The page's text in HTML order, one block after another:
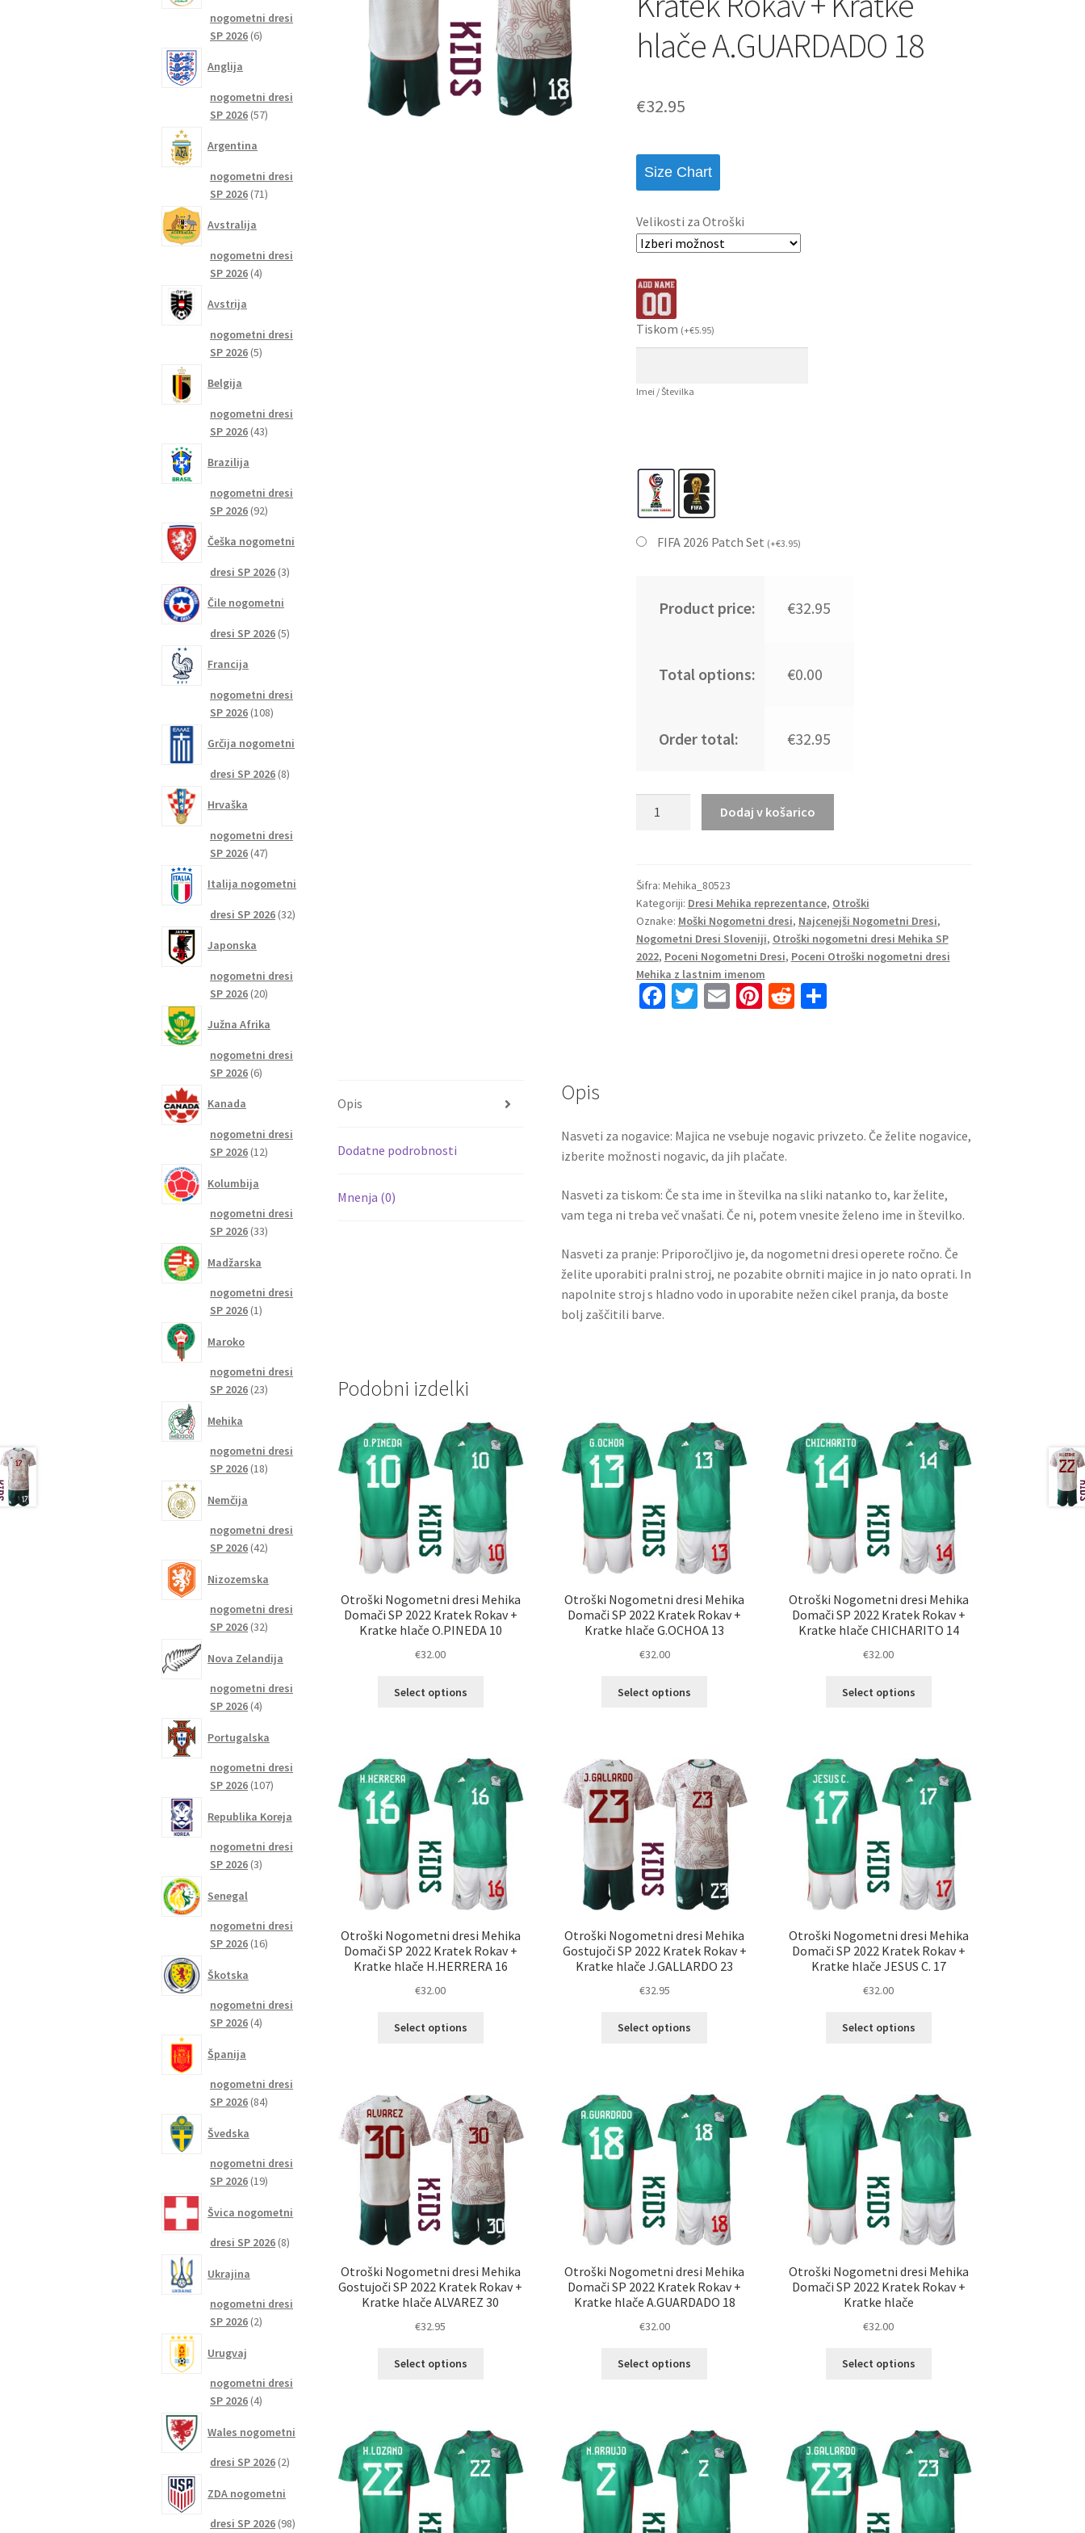
hlače A.GUARDADO 18
€32.95
Size Chart
Velikosti za Otroški
Tiskom (+€5.95)
Imei / Številka
FIFA 2026 Patch Set (+€3.95)
Product price: €32.95
Total options: €0.00
Order total: €32.95
Gostujoči
SP
2022
Kratek
Rokav
+
Kratke
Dodaj v košarico
Šifra: Mehika_80523
Kategoriji: Dresi Mehika reprezentance, Otroški
Oznake: Moški Nogometni dresi, Najcenejši Nogometni Dresi,
Nogometni Dresi Sloveniji, Otroški nogometni dresi Mehika SP
2022, Poceni Nogometni Dresi, Poceni Otroški nogometni dresi
Mehika z lastnim imenom
Fa
k
T E Pi R S
Opis
Dodatne podrobnosti
Mnenja (0)
Opis
Nasveti za nogavice: Majica ne vsebuje nogavic privzeto. Če želite nogavice,
izberite možnosti nogavic, da jih plačate.
Nasveti za tiskom: Če sta ime in številka na sliki natanko to, kar želite,
vam tega ni treba več vnašati. Če ni, potem vnesite želeno ime in številko.
Nasveti za pranje: Priporočljivo je, da nogometni dresi operete ročno. Če
želite uporabiti pralni stroj, ne pozabite obrniti majice in jo nato oprati. In
napolnite stroj s hladno vodo in uporabite nežen cikel pranja, da boste
bolj zaščitili barve.
Podobni izdelki
Otroški Nogometni dresi Mehika
Domači SP 2022 Kratek Rokav +
Kratke hlače O.PINEDA 10
€32.00
Select options
različic.
Možnosti
lahko
izberete
izdelka
Otroški Nogometni dresi Mehika
Domači SP 2022 Kratek Rokav +
Kratke hlače G.OCHOA 13
€32.00
Select options
Možnosti
lahko
izberete
na
strani
izdelka
Otroški Nogometni dresi Mehika
Domači SP 2022 Kratek Rokav +
Kratke hlače CHICHARITO 14
€32.00
Select options
različic.
Možnosti
lahko
izberete
izdelka
Otroški Nogometni dresi Mehika
Domači SP 2022 Kratek Rokav +
Kratke hlače H.HERRERA 16
€32.00
Select options
Možnosti
lahko
izberete
na
strani
izdelka
Otroški Nogometni dresi Mehika
Gostujoči SP 2022 Kratek Rokav +
Kratke hlače J.GALLARDO 23
€32.95
Select options
različic.
Možnosti
lahko
izberete
izdelka
Otroški Nogometni dresi Mehika
Domači SP 2022 Kratek Rokav +
Kratke hlače JESUS C. 17
€32.00
Select options
različic.
Možnosti
lahko
izberete
izdelka
Otroški Nogometni dresi Mehika
Gostujoči SP 2022 Kratek Rokav +
Kratke hlače ALVAREZ 30
€32.95
Select options
različic.
Možnosti
lahko
izberete
Otroški Nogometni dresi Mehika
Domači SP 2022 Kratek Rokav +
Kratke hlače A.GUARDADO 18
€32.00
Select options
različic.
Možnosti
lahko
izberete
Otroški Nogometni dresi Mehika
Domači SP 2022 Kratek Rokav +
Kratke hlače
€32.00
Select options
različic.
Možnosti
lahko
izberete
nogometni dresi
SP 2026 66
Anglija
nogometni dresi
SP 2026 5757
Argentina
nogometni dresi
SP 2026 7171
Avstralija
nogometni dresi
SP 2026 44
Avstrija
nogometni dresi
SP 2026 55
Belgija
nogometni dresi
SP 2026 4343
Brazilija
nogometni dresi
SP 2026 9292
Češka nogometni
dresi SP 2026 33
Čile nogometni
dresi SP 2026 55
Francija
nogometni dresi
SP 2026 108108
Grčija nogometni
dresi SP 2026 88
Hrvaška
nogometni dresi
SP 2026 4747
Italija nogometni
dresi SP 2026 3232
Japonska
nogometni dresi
SP 2026 2020
Južna Afrika
nogometni dresi
SP 2026 66
Kanada
nogometni dresi
SP 2026 1212
Kolumbija
nogometni dresi
SP 2026 3333
Madžarska
nogometni dresi
SP 2026 11
Maroko
nogometni dresi
SP 2026 2323
Mehika
nogometni dresi
SP 2026 1818
Nemčija
nogometni dresi
SP 2026 4242
Nizozemska
nogometni dresi
SP 2026 3232
Nova Zelandija
nogometni dresi
SP 2026 44
Portugalska
nogometni dresi
SP 2026 107107
Republika Koreja
nogometni dresi
SP 2026 33
Senegal
nogometni dresi
SP 2026 1616
Škotska
nogometni dresi
SP 2026 44
Španija
nogometni dresi
SP 2026 8484
Švedska
nogometni dresi
SP 2026 1919
Švica nogometni
dresi SP 2026 88
Ukrajina
nogometni dresi
SP 2026 22
Urugvaj
nogometni dresi
SP 2026 44
Wales nogometni
dresi SP 2026 22
ZDA nogometni
dresi SP 2026 9898